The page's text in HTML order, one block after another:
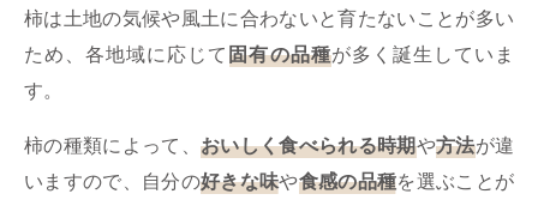
柿は土地の気候や風土に合わないと育たないことが多い
ため、各地域に応じて 固有の品種が多く誕生していま
す。
柿の種類によって、 おいしく食べられる時期や方法が違
いますので、自分の好きな味や食感の品種を選ぶことが